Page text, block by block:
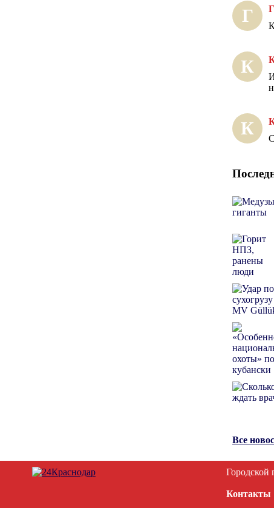
Г
К
К
Все
Городской
Контакты